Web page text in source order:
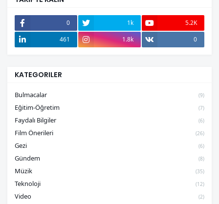
0 1k
5.2K
461
1.8k 0
KATEGORILER
Bulmacalar (9)
Eğitim-Öğretim (7)
Faydalı Bilgiler (6)
Film Önerileri (26)
Gezi (6)
Gündem (8)
Müzik (35)
Teknoloji (12)
Video (2)